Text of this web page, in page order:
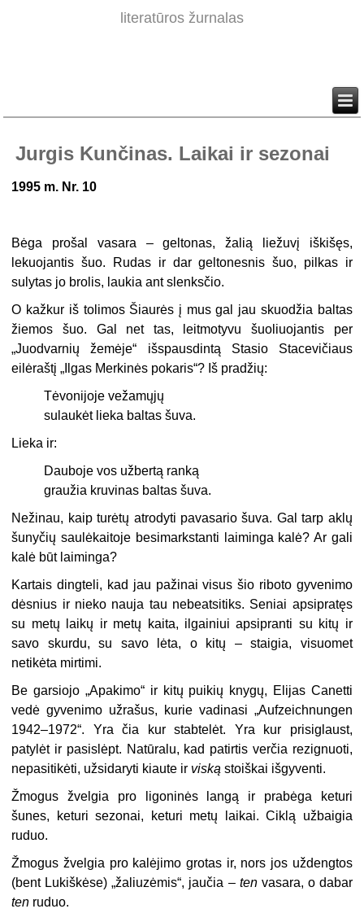
literatūros žurnalas
Jurgis Kunčinas. Laikai ir sezonai
1995 m. Nr. 10
Bėga prošal vasara – geltonas, žalią liežuvį iškišęs,
lekuojantis šuo. Rudas ir dar geltonesnis šuo, pilkas ir
sulytas jo brolis, laukia ant slenksčio.
O kažkur iš tolimos Šiaurės į mus gal jau skuodžia baltas
žiemos šuo. Gal net tas, leitmotyvu šuoliuojantis per
„Juodvarnių žemėje“ išspausdintą Stasio Stacevičiaus
eilėraštį „Ilgas Merkinės pokaris“? Iš pradžių:
Tėvonijoje vežamųjų
sulaukėt lieka baltas šuva.
Lieka ir:
Dauboje vos užbertą ranką
graužia kruvinas baltas šuva.
Nežinau, kaip turėtų atrodyti pavasario šuva. Gal tarp aklų
šunyčių saulėkaitoje besimarkstanti laiminga kalė? Ar gali
kalė būt laiminga?
Kartais dingteli, kad jau pažinai visus šio riboto gyvenimo
dėsnius ir nieko nauja tau nebeatsitiks. Seniai apsipratęs
su metų laikų ir metų kaita, ilgainiui apsipranti su kitų ir
savo skurdu, su savo lėta, o kitų – staigia, visuomet
netikėta mirtimi.
Be garsiojo „Apakimo“ ir kitų puikių knygų, Elijas Canetti
vedė gyvenimo užrašus, kurie vadinasi „Aufzeichnungen
1942–1972“. Yra čia kur stabtelėt. Yra kur prisiglaust,
patylėt ir pasislėpt. Natūralu, kad patirtis verčia rezignuoti,
nepasitikėti, užsidaryti kiaute ir viską stoiškai išgyventi.
Žmogus žvelgia pro ligoninės langą ir prabėga keturi
šunes, keturi sezonai, keturi metų laikai. Ciklą užbaigia
ruduo.
Žmogus žvelgia pro kalėjimo grotas ir, nors jos uždengtos
(bent Lukiškėse) „žaliuzėmis“, jaučia – tenvasara, o dabar
ten ruduo.